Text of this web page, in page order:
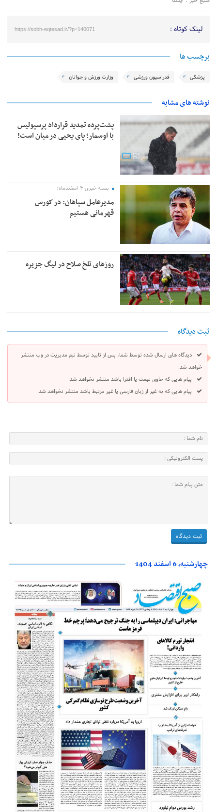
لینک کوتاه : https://sobh-eqtesad.ir/?p=140071
برچسب ها
پزشکی فدراسیون ورزشی وزارت ورزش و جوانان
نوشته های مشابه
پشت‌پرده تمدید قرارداد پرسپولیس
با اوسمار؛ پای یحیی در میان است!
بسته خبری ۴ اسفندماه؛
مدیرعامل سپاهان: در کورس
قهرمانی هستیم
روزهای تلخ صلاح در لیگ جزیره
ثبت دیدگاه
دیدگاه های ارسال شده توسط شما، پس از تایید توسط تیم مدیریت در وب منتشر
خواهد شد.
پیام هایی که حاوی تهمت یا افترا باشد منتشر نخواهد شد.
پیام هایی که به غیر از زبان فارسی یا غیر مرتبط باشد منتشر نخواهد شد.
چهارشنبه، 6 اسفند 1404